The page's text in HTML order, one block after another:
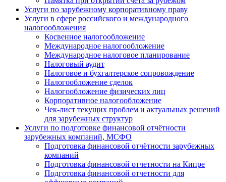
Услуги по зарубежному корпоративному праву
Услуги в сфере российского и международного
налогообложения
Косвенное налогообложение
Международное налогообложение
Международное налоговое планирование
Налоговый аудит
Налоговое и бухгалтерское сопровождение
Налогообложение сделок
Налогообложение физических лиц
Корпоративное налогообложение
Чек-лист текущих проблем и актуальных решений
для зарубежных структур
Услуги по подготовке финансовой отчётности
зарубежных компаний, МСФО
Подготовка финансовой отчётности зарубежных
компаний
Подготовка финансовой отчетности на Кипре
Подготовка финансовой отчетности для